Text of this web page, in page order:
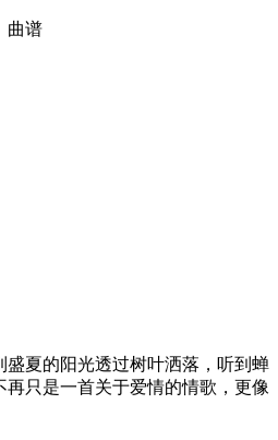
曲谱
夏的阳光透过树叶洒落，听到蝉
只是一首关于爱情的情歌，更像